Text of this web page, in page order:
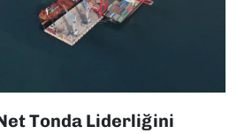
Tonda Liderliğini